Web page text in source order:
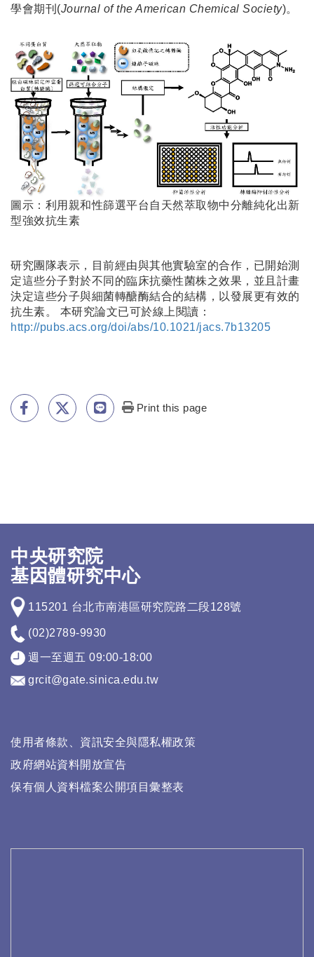
學會期刊(Journal of the American Chemical Society)。
圖示：利用親和性篩選平台自天然萃取物中分離純化出新
型強效抗生素
研究團隊表示，目前經由與其他實驗室的合作，已開始測
定這些分子對於不同的臨床抗藥性菌株之效果，並且計畫
決定這些分子與細菌轉醣酶結合的結構，以發展更有效的
抗生素。 本研究論文已可於線上閱讀：
http://pubs.acs.org/doi/abs/10.1021/jacs.7b13205
Print this page
中央研究院
基因體研究中心
115201 台北市南港區研究院路二段128號
(02)2789-9930
週一至週五 09:00-18:00
grcit@gate.sinica.edu.tw
使用者條款、資訊安全與隱私權政策
政府網站資料開放宣告
保有個人資料檔案公開項目彙整表